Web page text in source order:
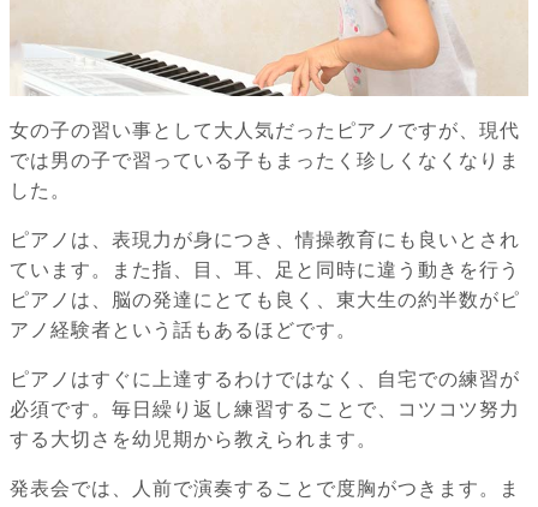
女の子の習い事として大人気だったピアノですが、現代
では男の子で習っている子もまったく珍しくなくなりま
した。
ピアノは、表現力が身につき、情操教育にも良いとされ
ています。また指、目、耳、足と同時に違う動きを行う
ピアノは、脳の発達にとても良く、東大生の約半数がピ
アノ経験者という話もあるほどです。
ピアノはすぐに上達するわけではなく、自宅での練習が
必須です。毎日繰り返し練習することで、コツコツ努力
する大切さを幼児期から教えられます。
発表会では、人前で演奏することで度胸がつきます。ま